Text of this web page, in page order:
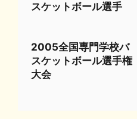
スケットボール選手
2005全国専門学校バ
スケットボール選手権
大会